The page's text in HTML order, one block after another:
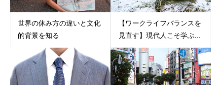
世界の休み方の違いと文化
的背景を知る
【ワークライフバランスを
見直す】現代人こそ学ぶ...